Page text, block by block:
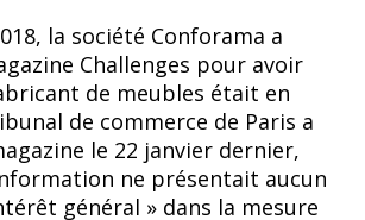
la société Conforama a
Challenges pour avoir
de meubles était en
de commerce de Paris a
le 22 janvier dernier,
ne présentait aucun
général » dans la mesure